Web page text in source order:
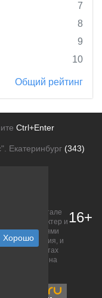
7
8
9
10
Общий рейтинг
Ctrl+Enter
Екатеринбург (343)
на портале
характер и
положениями
описания, и
на сайтах
право на
16+